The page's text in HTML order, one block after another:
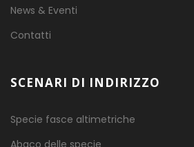
News & Eventi
Contatti
SCENARI DI INDIRIZZO
Specie fasce altimetriche
Abaco delle specie